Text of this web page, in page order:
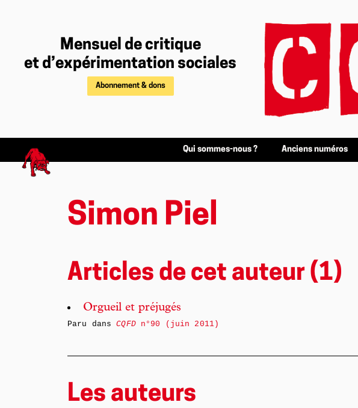
Mensuel de critique
et d’expérimentation sociales
Abonnement & dons
Qui sommes-nous ? Anciens numéros
Simon Piel
Articles de cet auteur (1)
Orgueil et préjugés
Paru dansCQFDn°90 (juin 2011)
Les auteurs